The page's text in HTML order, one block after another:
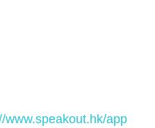
www.speakout.hk/app